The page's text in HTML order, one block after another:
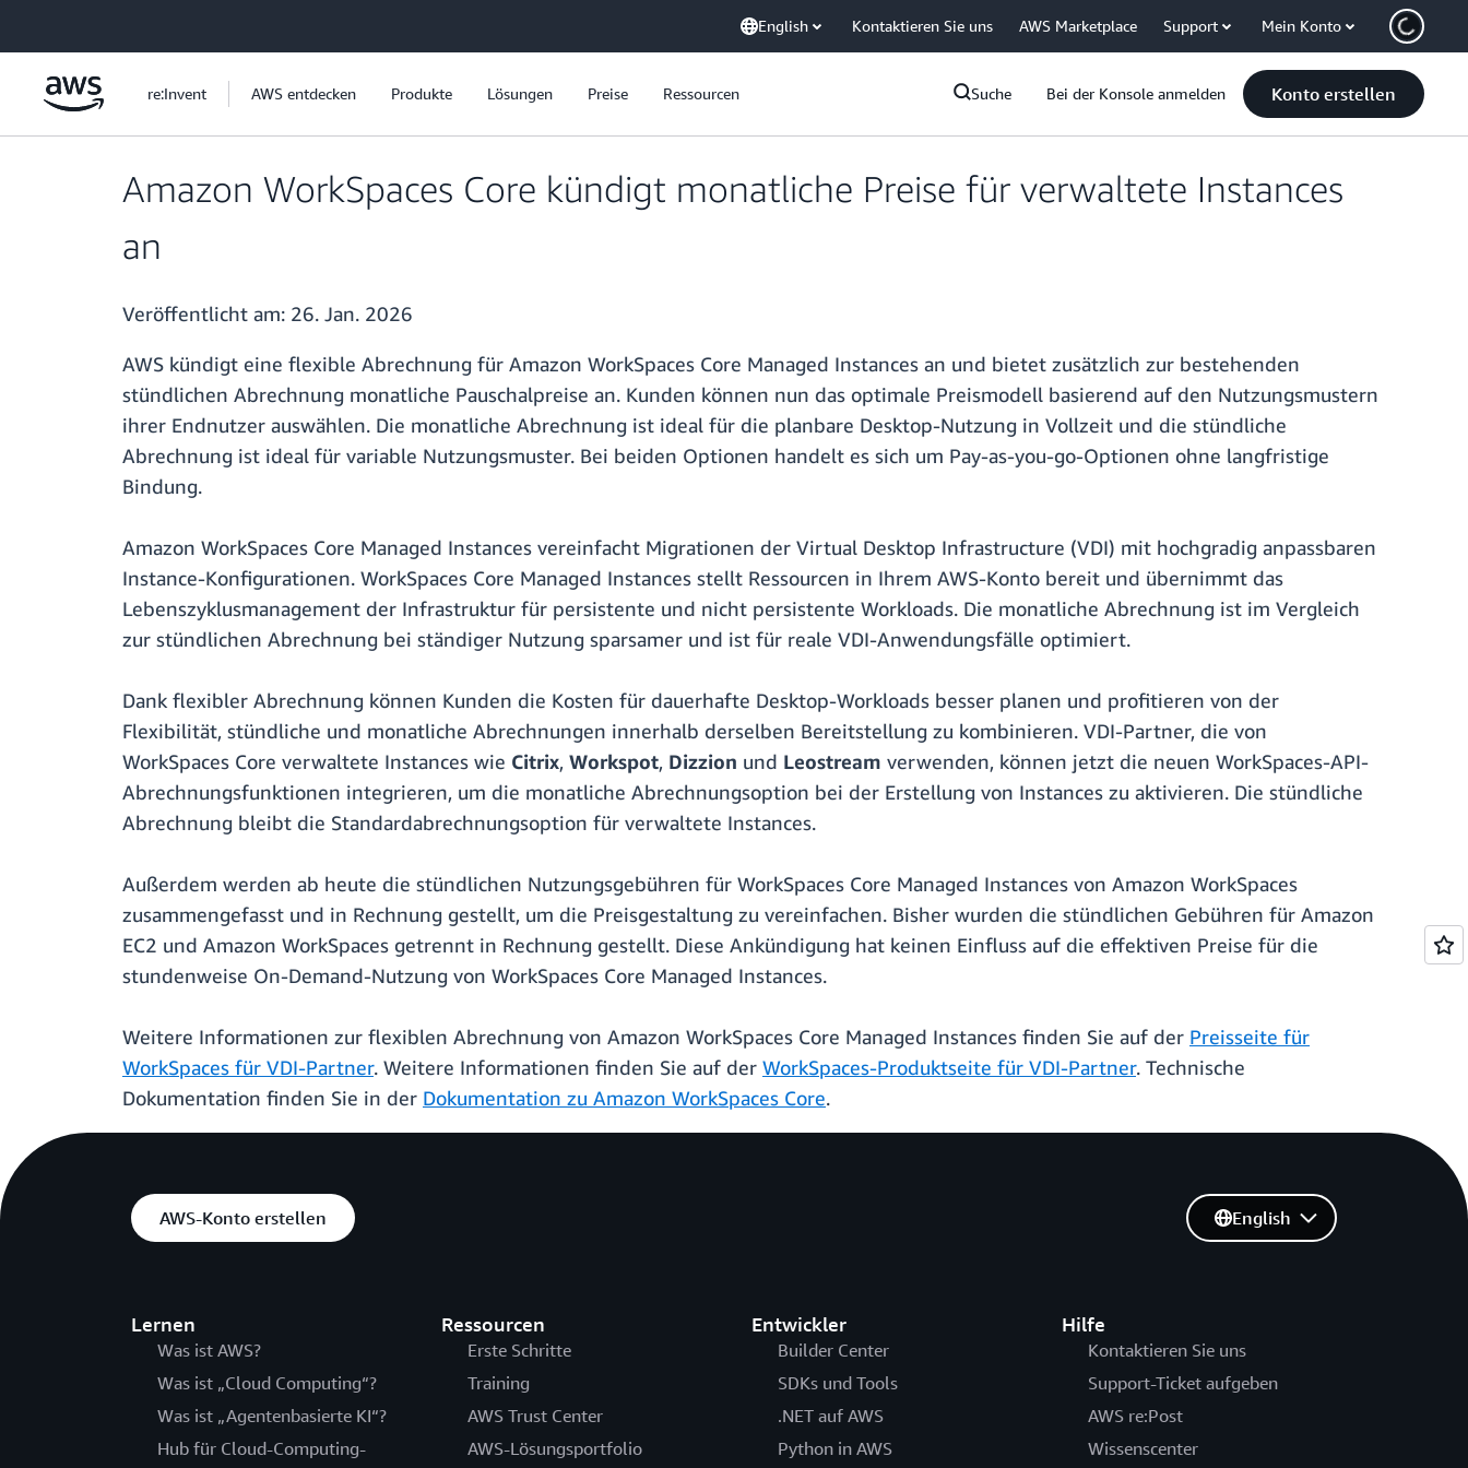
English Kontaktieren Sie uns AWS Marketplace Support Mein Konto
re:Invent AWS entdecken Produkte Lösungen Preise Ressourcen Suche Bei der Konsole anmelden Konto erstellen
Amazon WorkSpaces Core kündigt monatliche Preise für verwaltete Instances
an
Veröffentlicht am: 26. Jan. 2026
AWS kündigt eine flexible Abrechnung für Amazon WorkSpaces Core Managed Instances an und bietet zusätzlich zur bestehenden
stündlichen Abrechnung monatliche Pauschalpreise an. Kunden können nun das optimale Preismodell basierend auf den Nutzungsmustern
ihrer Endnutzer auswählen. Die monatliche Abrechnung ist ideal für die planbare Desktop-Nutzung in Vollzeit und die stündliche
Abrechnung ist ideal für variable Nutzungsmuster. Bei beiden Optionen handelt es sich um Pay-as-you-go-Optionen ohne langfristige
Bindung.
Amazon WorkSpaces Core Managed Instances vereinfacht Migrationen der Virtual Desktop Infrastructure (VDI) mit hochgradig anpassbaren
Instance-Konfigurationen. WorkSpaces Core Managed Instances stellt Ressourcen in Ihrem AWS-Konto bereit und übernimmt das
Lebenszyklusmanagement der Infrastruktur für persistente und nicht persistente Workloads. Die monatliche Abrechnung ist im Vergleich
zur stündlichen Abrechnung bei ständiger Nutzung sparsamer und ist für reale VDI-Anwendungsfälle optimiert.
Dank flexibler Abrechnung können Kunden die Kosten für dauerhafte Desktop-Workloads besser planen und profitieren von der
Flexibilität, stündliche und monatliche Abrechnungen innerhalb derselben Bereitstellung zu kombinieren. VDI-Partner, die von
WorkSpaces Core verwaltete Instances wie Citrix, Workspot, Dizzion und Leostream verwenden, können jetzt die neuen WorkSpaces-API-
Abrechnungsfunktionen integrieren, um die monatliche Abrechnungsoption bei der Erstellung von Instances zu aktivieren. Die stündliche
Abrechnung bleibt die Standardabrechnungsoption für verwaltete Instances.
Außerdem werden ab heute die stündlichen Nutzungsgebühren für WorkSpaces Core Managed Instances von Amazon WorkSpaces
zusammengefasst und in Rechnung gestellt, um die Preisgestaltung zu vereinfachen. Bisher wurden die stündlichen Gebühren für Amazon
EC2 und Amazon WorkSpaces getrennt in Rechnung gestellt. Diese Ankündigung hat keinen Einfluss auf die effektiven Preise für die
stundenweise On-Demand-Nutzung von WorkSpaces Core Managed Instances.
Weitere Informationen zur flexiblen Abrechnung von Amazon WorkSpaces Core Managed Instances finden Sie auf der Preisseite für
WorkSpaces für VDI-Partner. Weitere Informationen finden Sie auf der WorkSpaces-Produktseite für VDI-Partner. Technische
Dokumentation finden Sie in der Dokumentation zu Amazon WorkSpaces Core.
AWS-Konto erstellen
Lernen
Was ist AWS?
Was ist „Cloud Computing“?
Was ist „Agentenbasierte KI“?
Hub für Cloud-Computing-
Ressourcen
Erste Schritte
Training
AWS Trust Center
AWS-Lösungsportfolio
Entwickler
Builder Center
SDKs und Tools
.NET auf AWS
Python in AWS
Hilfe
Kontaktieren Sie uns
Support-Ticket aufgeben
AWS re:Post
Wissenscenter
English